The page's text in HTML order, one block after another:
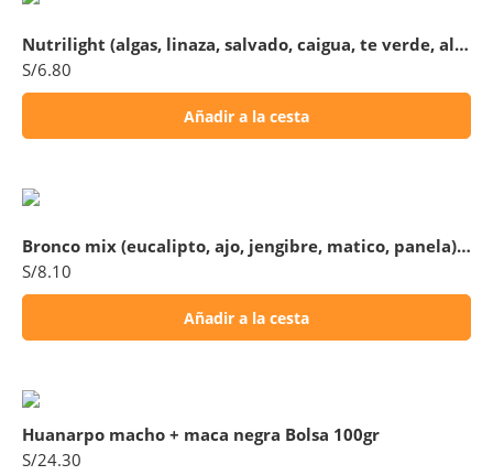
Nutrilight (algas, linaza, salvado, caigua, te verde, alpiste) Bolsa 180gr
S/6.80
Añadir a la cesta
Bronco mix (eucalipto, ajo, jengibre, matico, panela) Bolsa 200gr
S/8.10
Añadir a la cesta
Huanarpo macho + maca negra Bolsa 100gr
S/24.30